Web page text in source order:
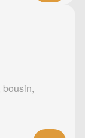
bousin,